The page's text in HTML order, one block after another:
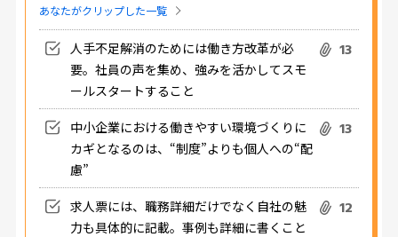
あなたがクリップした一覧
人手不足解消のためには働き方改革が必
要。社員の声を集め、強みを活かしてスモ
ールスタートすること
13
中小企業における働きやすい環境づくりに
カギとなるのは、“制度”よりも個人への“配
慮”
13
求人票には、職務詳細だけでなく自社の魅
力も具体的に記載。事例も詳細に書くこと
12